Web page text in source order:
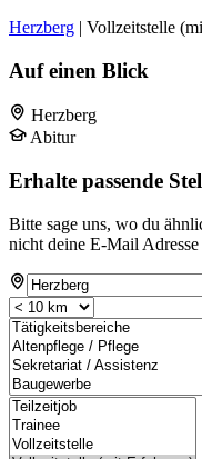
Herzberg | Vollzeitstelle
Auf einen Blick
Herzberg
Abitur
Erhalte passende
Bitte sage uns, wo du
nicht deine E-Mail Adresse